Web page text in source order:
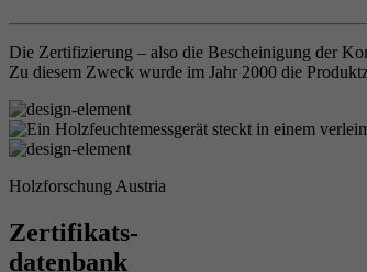
Die Zertifizierung – also die Bescheinigung der
Zu diesem Zweck wurde im Jahr 2000 die
Holzforschung Austria
Zertifikats-
datenbank